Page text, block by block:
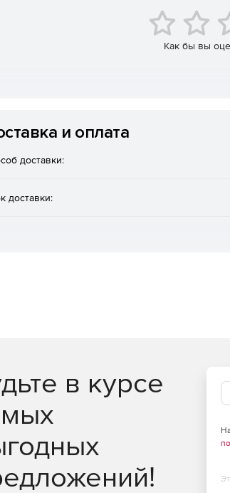
глобальной системы информирования
управления задачами и защитными
Как бы вы
и оплата
доставки:
доставки:
в курсе